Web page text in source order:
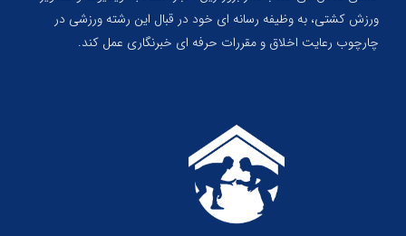
ورزش کشتی، به وظیفه رسانه ای خود در قبال این رشته ورزشی در
چارچوب رعایت اخلاق و مقررات حرفه ای خبرنگاری عمل کند.